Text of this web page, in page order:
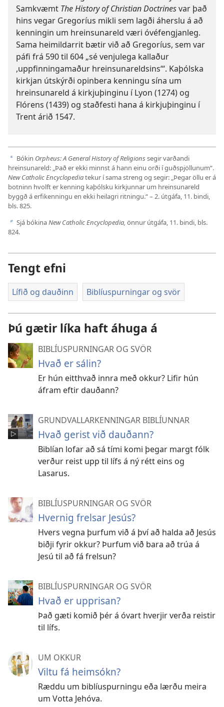
Samkvæmt The History of Christian Doctrinesvar það
hins vegar Gregoríus mikli sem lagði áherslu á að
kenningin um hreinsunareld væri óvéfengjanleg.
Sama heimildarrit bætir við að Gregoríus, sem var
páfi frá 590 til 604 „sé venjulega kallaður
,uppfinningamaður hreinsunareldsins‘“. Kaþólska
kirkjan útskýrði opinbera kenningu sína um
hreinsunareld á kirkjuþinginu í Lyon (1274) og
Flórens (1439) og staðfesti hana á kirkjuþinginu í
Trent árið 1547.
a Bókin Orpheus: A General History of Religionssegir varðandi
hreinsunareld: „Það er ekki minnst á hann einu orði í guðspjöllunum“.
New Catholic Encyclopediatekur í sama streng og segir: „Þegar öllu er á
botninn hvolft er kenning kaþólsku kirkjunnar um hreinsunareld
byggð á erfikenningu en ekki heilagri ritningu.“ – 2. útgáfa, 11. bindi,
bls. 825.
b Sjá bókinaNew Catholic Encyclopedia, önnur útgáfa, 11. bindi, bls.
824.
Tengt efni
Lífið og dauðinn Biblíuspurningar og svör
Þú gætir líka haft áhuga á
BIBLÍUSPURNINGAR OG SVÖR
Hvað er sálin?
Er hún eitthvað innra með okkur? Lifir hún
áfram eftir dauðann?
GRUNDVALLARKENNINGAR BIBLÍUNNAR
Hvað gerist við dauðann?
Biblían lofar að sá tími komi þegar margt fólk
verður reist upp til lífs á ný rétt eins og
Lasarus.
BIBLÍUSPURNINGAR OG SVÖR
Hvernig frelsar Jesús?
Hvers vegna þurfum við á því að halda að Jesús
biðji fyrir okkur? Þurfum við bara að trúa á
Jesú til að fá frelsun?
BIBLÍUSPURNINGAR OG SVÖR
Hvað er upprisan?
Það gæti komið þér á óvart hverjir verða reistir
til lífs.
UM OKKUR
Viltu fá heimsókn?
Ræddu um biblíuspurningu eða lærðu meira
um Votta Jehóva.